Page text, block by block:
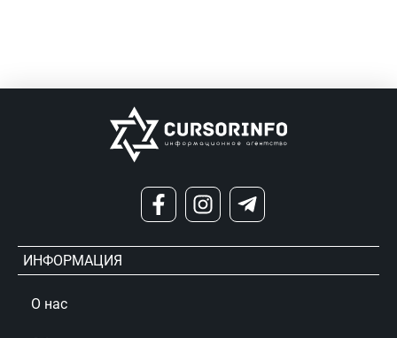
ИНФОРМАЦИЯ
О нас